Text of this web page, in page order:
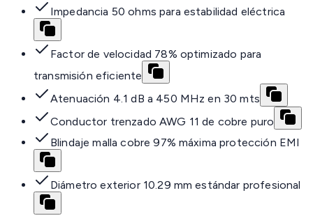
Impedancia 50 ohms para estabilidad eléctrica
Factor de velocidad 78% optimizado para
transmisión eficiente
Atenuación 4.1 dB a 450 MHz en 30 mts
Conductor trenzado AWG 11 de cobre puro
Blindaje malla cobre 97% máxima protección EMI
Diámetro exterior 10.29 mm estándar profesional